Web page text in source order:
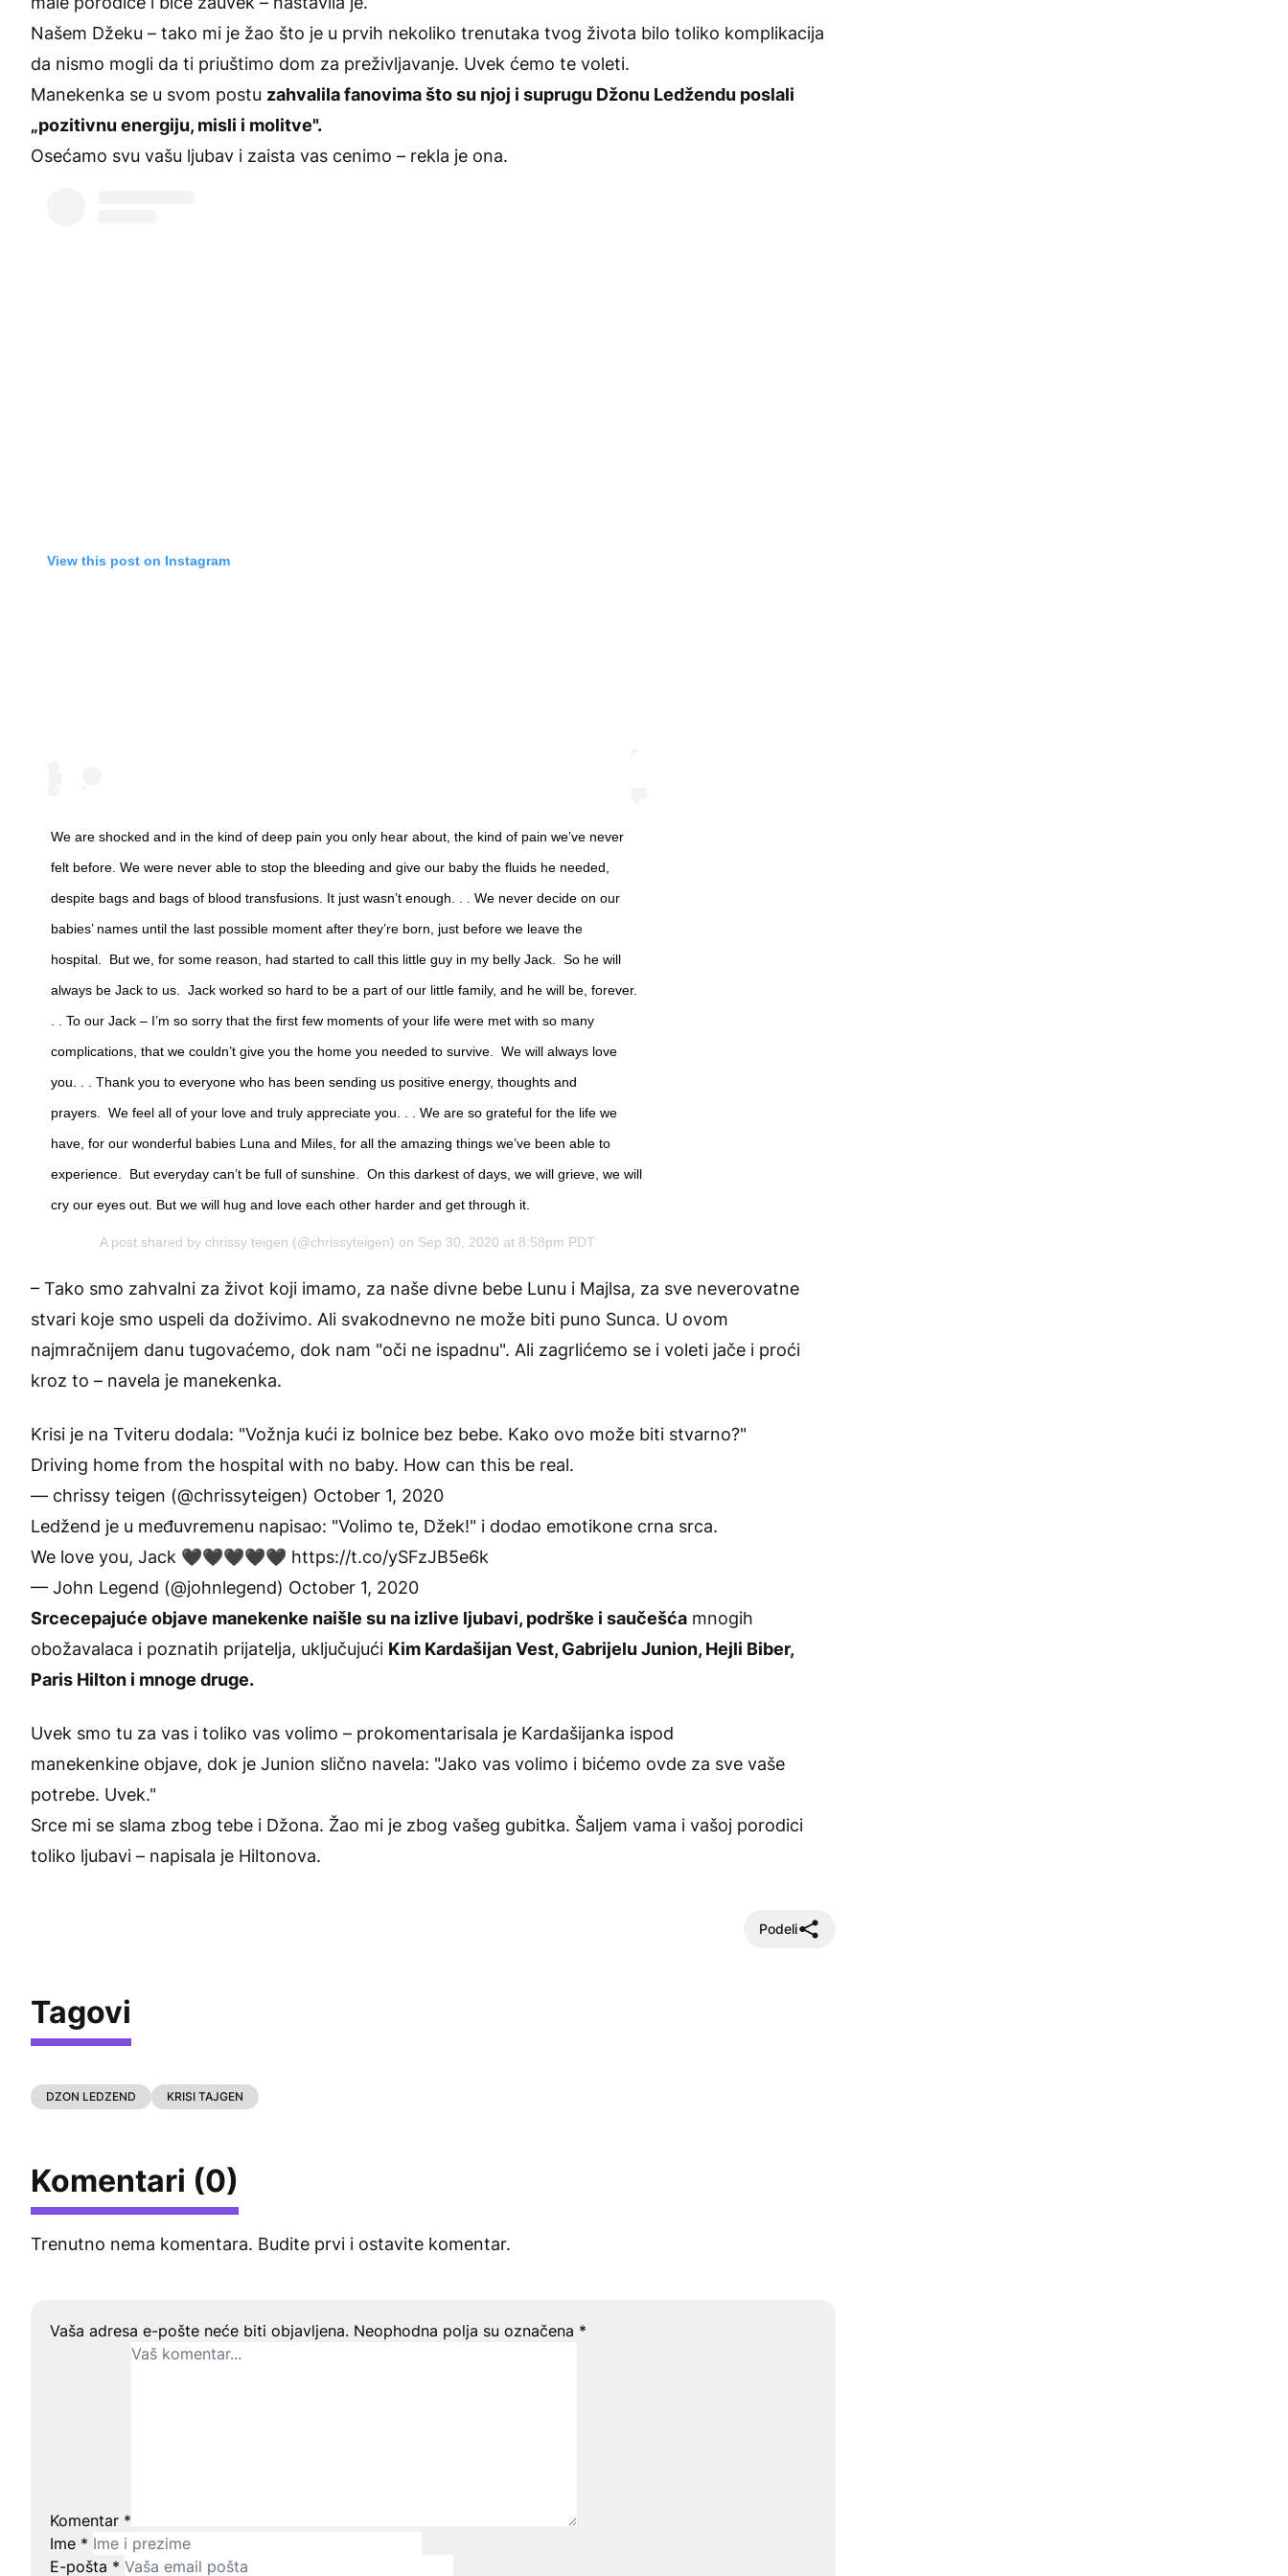
Našem Džeku – tako mi je žao što je u prvih nekoliko trenutaka tvog života bilo toliko komplikacija
da nismo mogli da ti priuštimo dom za preživljavanje. Uvek ćemo te voleti.
Manekenka se u svom postu zahvalila fanovima što su njoj i suprugu Džonu Ledžendu poslali
„pozitivnu energiju, misli i molitve".
Osećamo svu vašu ljubav i zaista vas cenimo – rekla je ona.
View this post on Instagram
We are shocked and in the kind of deep pain you only hear about, the kind of pain we’ve never
felt before. We were never able to stop the bleeding and give our baby the fluids he needed,
despite bags and bags of blood transfusions. It just wasn’t enough. . . We never decide on our
babies’ names until the last possible moment after they’re born, just before we leave the
hospital. But we, for some reason, had started to call this little guy in my belly Jack. So he will
always be Jack to us. Jack worked so hard to be a part of our little family, and he will be, forever.
. . To our Jack – I’m so sorry that the first few moments of your life were met with so many
complications, that we couldn’t give you the home you needed to survive. We will always love
you. . . Thank you to everyone who has been sending us positive energy, thoughts and
prayers. We feel all of your love and truly appreciate you. . . We are so grateful for the life we
have, for our wonderful babies Luna and Miles, for all the amazing things we’ve been able to
experience. But everyday can’t be full of sunshine. On this darkest of days, we will grieve, we will
cry our eyes out. But we will hug and love each other harder and get through it.
A post shared by chrissy teigen (@chrissyteigen) on Sep 30, 2020 at 8:58pm PDT
– Tako smo zahvalni za život koji imamo, za naše divne bebe Lunu i Majlsa, za sve neverovatne
stvari koje smo uspeli da doživimo. Ali svakodnevno ne može biti puno Sunca. U ovom
najmračnijem danu tugovaćemo, dok nam "oči ne ispadnu". Ali zagrlićemo se i voleti jače i proći
kroz to – navela je manekenka.
Krisi je na Tviteru dodala: "Vožnja kući iz bolnice bez bebe. Kako ovo može biti stvarno?"
Driving home from the hospital with no baby. How can this be real.
— chrissy teigen (@chrissyteigen) October 1, 2020
Ledžend je u međuvremenu napisao: "Volimo te, Džek!" i dodao emotikone crna srca.
We love you, Jack 🖤🖤🖤🖤🖤 https://t.co/ySFzJB5e6k
— John Legend (@johnlegend) October 1, 2020
Srcecepajuće objave manekenke naišle su na izlive ljubavi, podrške i saučešća mnogih
obožavalaca i poznatih prijatelja, uključujući Kim Kardašijan Vest, Gabrijelu Junion, Hejli Biber,
Paris Hilton i mnoge druge.
Uvek smo tu za vas i toliko vas volimo – prokomentarisala je Kardašijanka ispod
manekenkine objave, dok je Junion slično navela: "Jako vas volimo i bićemo ovde za sve vaše
potrebe. Uvek."
Srce mi se slama zbog tebe i Džona. Žao mi je zbog vašeg gubitka. Šaljem vama i vašoj porodici
toliko ljubavi – napisala je Hiltonova.
Podeli
Tagovi
DZON LEDZEND KRISI TAJGEN
Komentari (0)
Trenutno nema komentara. Budite prvi i ostavite komentar.
Ostavite odgovor
Vaša adresa e-pošte neće biti objavljena. Neophodna polja su označena *
Komentar *
Ime *
E-pošta *